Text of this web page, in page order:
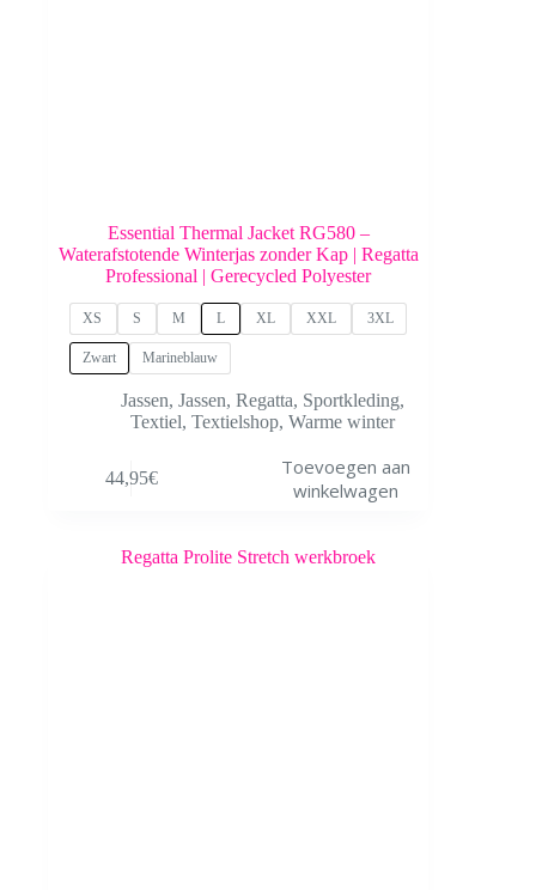
Essential Thermal Jacket RG580 –
Waterafstotende Winterjas zonder Kap | Regatta
Professional | Gerecycled Polyester
XS S M L XL XXL 3XL
Zwart Marineblauw
Jassen, Jassen, Regatta, Sportkleding,
Textiel, Textielshop, Warme winter
44,95€
Toevoegen aan
winkelwagen